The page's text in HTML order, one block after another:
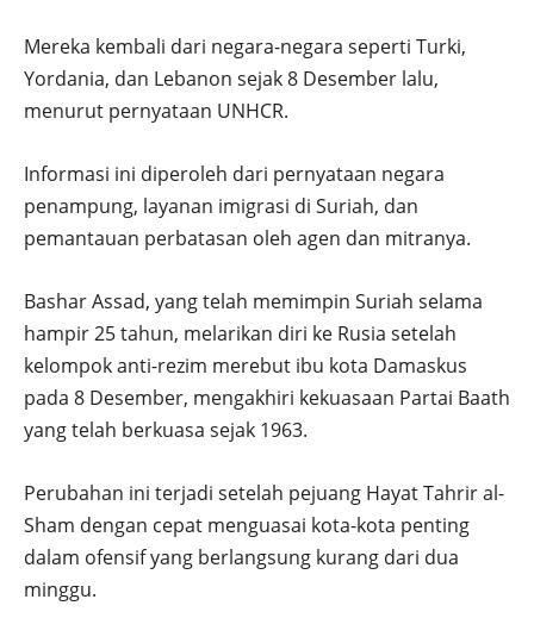
Mereka kembali dari negara-negara seperti Turki,
Yordania, dan Lebanon sejak 8 Desember lalu,
menurut pernyataan UNHCR.
Informasi ini diperoleh dari pernyataan negara
penampung, layanan imigrasi di Suriah, dan
pemantauan perbatasan oleh agen dan mitranya.
Bashar Assad, yang telah memimpin Suriah selama
hampir 25 tahun, melarikan diri ke Rusia setelah
kelompok anti-rezim merebut ibu kota Damaskus
pada 8 Desember, mengakhiri kekuasaan Partai Baath
yang telah berkuasa sejak 1963.
Perubahan ini terjadi setelah pejuang Hayat Tahrir al-
Sham dengan cepat menguasai kota-kota penting
dalam ofensif yang berlangsung kurang dari dua
minggu.